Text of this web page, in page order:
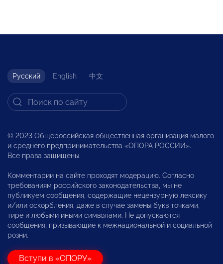
Русский English 中文
© 2023 Общероссийская общественная организация малого
и среднего предпринимательства «ОПОРА РОССИИ».
Все права защищены.
Комментарии на сайте проходят модерацию. Согласно
требованиям российского законодательства, мы не
публикуем сообщения, содержащие нецензурную лексику
и/или оскорбления, даже в случае замены букв точками,
тире и любыми иными символами. Не допускаются
сообщения, призывающие к межнациональной и социальной
розни.
Вступи в «ОПОРУ»